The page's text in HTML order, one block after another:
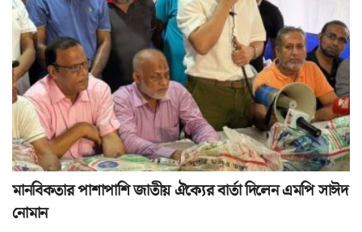
মানবিকতার পাশাপাশি জাতীয় ঐক্যের বার্তা দিলেন এমপি সাঈদ
নোমান